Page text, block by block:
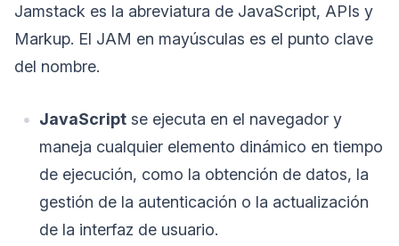
Jamstack es la abreviatura de JavaScript, APIs y
Markup. El JAM en mayúsculas es el punto clave
del nombre.
JavaScript se ejecuta en el navegador y
maneja cualquier elemento dinámico en tiempo
de ejecución, como la obtención de datos, la
gestión de la autenticación o la actualización
de la interfaz de usuario.